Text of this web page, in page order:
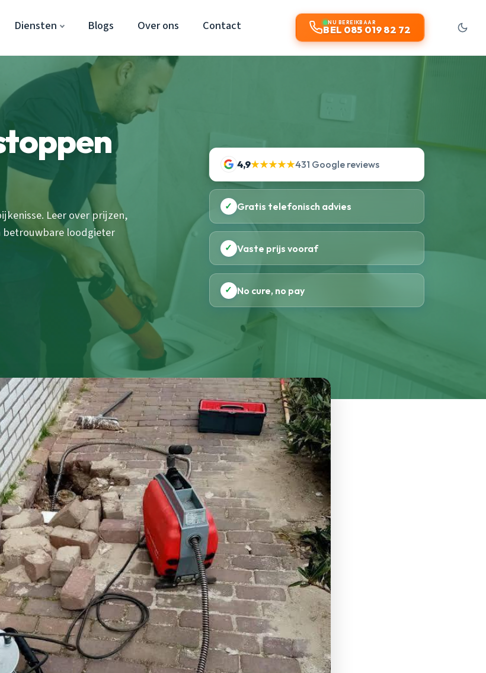
Diensten Blogs Over ons Contact NU BEREIKBAAR
BEL 085 019 82 72
Leer over prijzen,
betrouwbare loodgieter
4,9★★★★★431 Google reviews
✓ Gratis telefonisch advies
✓ Vaste prijs vooraf
✓ No cure, no pay